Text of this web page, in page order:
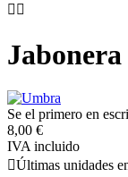
 
Se el primero en
8,00 €
IVA incluido
Últimas unidades